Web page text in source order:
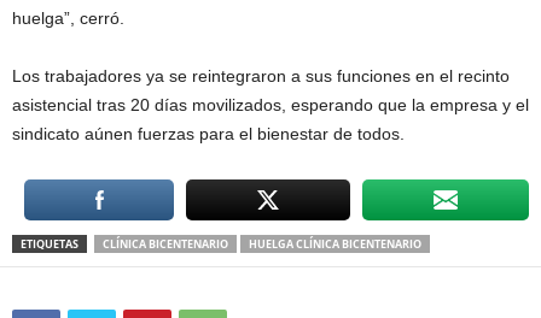
huelga”, cerró.
Los trabajadores ya se reintegraron a sus funciones en el recinto
asistencial tras 20 días movilizados, esperando que la empresa y el
sindicato aúnen fuerzas para el bienestar de todos.
ETIQUETAS CLÍNICA BICENTENARIO HUELGA CLÍNICA BICENTENARIO